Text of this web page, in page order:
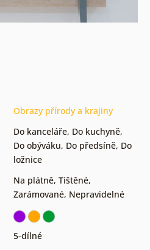
Obrazy přírody a krajiny
Do kanceláře, Do kuchyně,
Do obýváku, Do předsíně, Do
ložnice
Na plátně, Tištěné,
Zarámované, Nepravidelné
5-dílné